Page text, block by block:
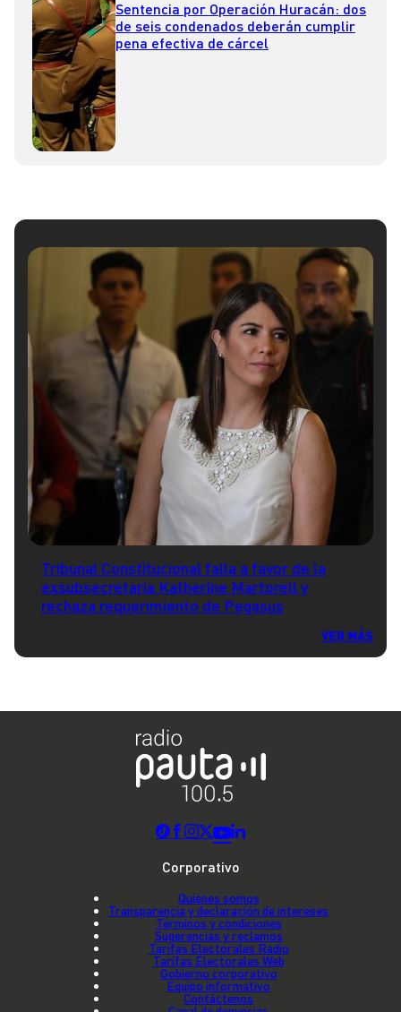
Sentencia por Operación Huracán: dos
de seis condenados deberán cumplir
pena efectiva de cárcel
Tribunal Constitucional falla a favor de la
exsubsecretaria Katherine Martorell y
rechaza requerimiento de Pegasus
VER MÁS
Corporativo
Quienes somos
Transparencia y declaración de intereses
Términos y condiciones
Sugerencias y reclamos
Tarifas Electorales Radio
Tarifas Electorales Web
Gobierno corporativo
Equipo informativo
Contáctenos